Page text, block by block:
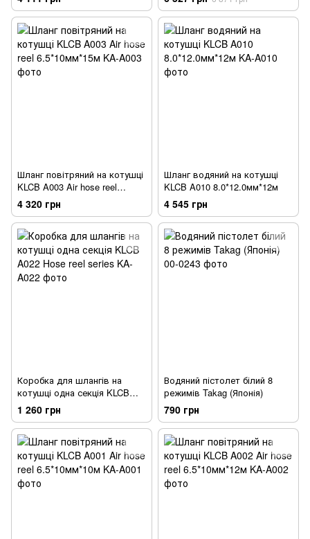
MIX
Шланг повітряний на котушці
KLCB A003 Air hose reel
6.5*10мм*15м
4 320 грн
Шланг водяний на котушці
KLCB A010 8.0*12.0мм*12м
4 545 грн
Коробка для шлангів на
котушці одна секція KLCB
A022 Hose reel series
1 260 грн
Водяний пістолет білий 8
режимів Takag (Японія)
790 грн